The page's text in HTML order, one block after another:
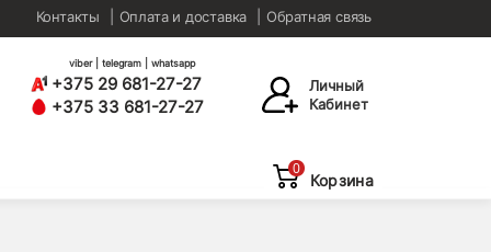
Контакты Оплата и доставка Обратная связь
viber | telegram | whatsapp
+375 29 681-27-27
+375 33 681-27-27
Личный
Кабинет
0
Корзина